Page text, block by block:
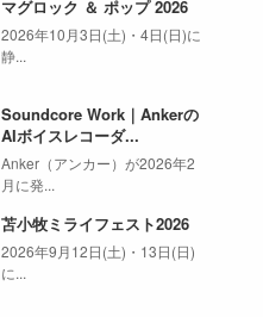
マグロック ＆ ポップ 2026
2026年10月3日(土)・4日(日)に
静...
Soundcore Work｜Ankerの
AIボイスレコーダ...
Anker（アンカー）が2026年2
月に発...
苫小牧ミライフェスト2026
2026年9月12日(土)・13日(日)
に...